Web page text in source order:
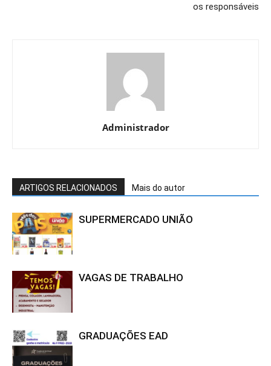
os responsáveis
Administrador
ARTIGOS RELACIONADOS Mais do autor
SUPERMERCADO UNIÃO
VAGAS DE TRABALHO
GRADUAÇÕES EAD